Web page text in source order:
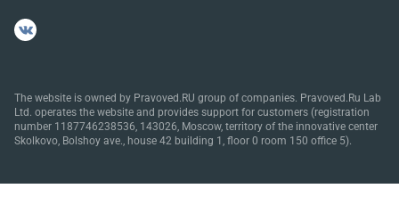
The website is owned by Pravoved.RU group of companies. Pravoved.Ru Lab
Ltd. operates the website and provides support for customers (registration
number 1187746238536, 143026, Moscow, territory of the innovative center
Skolkovo, Bolshoy ave., house 42 building 1, floor 0 room 150 office 5).